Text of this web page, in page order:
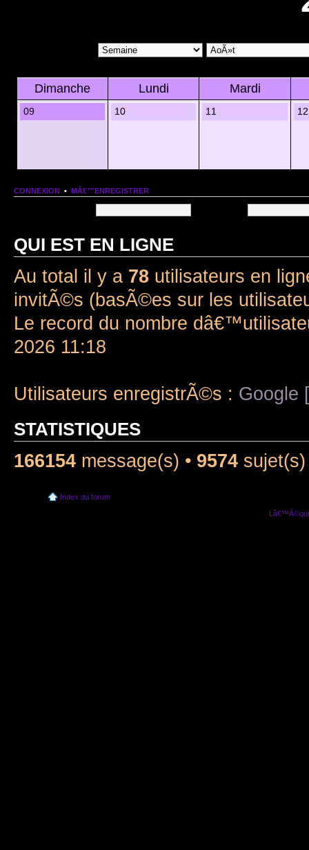
Dimanche Lundi Mardi
09 10 11 12
CONNEXION • MÂ€™ENREGISTRER
QUI EST EN LIGNE
Au total il y a 78 utilisateurs en
invitÃ©s (basÃ©es sur les
Le record du nombre
2026 11:18
Utilisateurs enregistrÃ©s : Google
STATISTIQUES
166154 message(s) • 9574
Index du forum